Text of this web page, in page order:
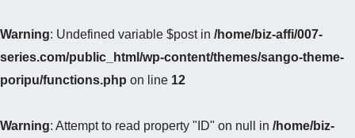
Warning: Undefined variable $post in /home/biz-affi/007-
series.com/public_html/wp-content/themes/sango-theme-
poripu/functions.php on line 12
Warning: Attempt to read property "ID" on null in /home/biz-